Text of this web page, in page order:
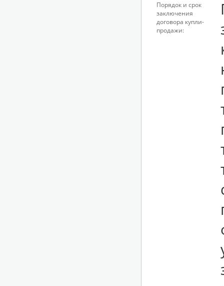
Порядок и срок
заключения
договора купли-
продажи: